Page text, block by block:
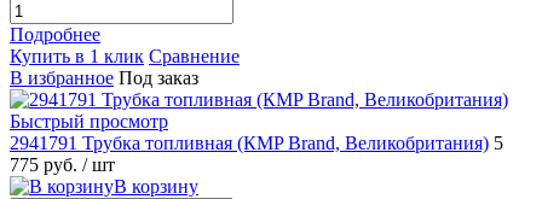
Подробнее
Купить в 1 клик Сравнение
В избранное Под заказ
Быстрый просмотр
2941791 Трубка топливная (КMP Brand, Великобритания) 5
775 руб. / шт
В корзину